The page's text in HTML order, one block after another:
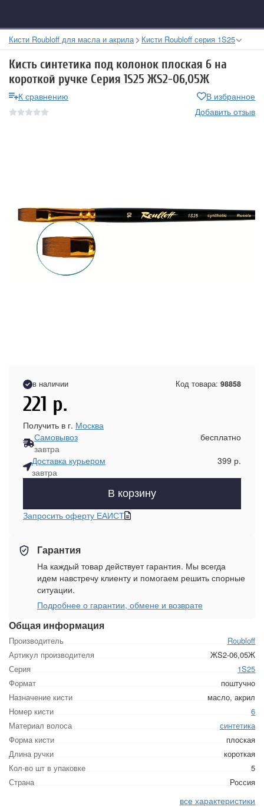
Кисти Roubloff для масла и акрила Кисти Roubloff серия 1S25
Кисть синтетика под колонок плоская 6 на
короткой ручке Серия 1S25 ЖS2-06,05Ж
К сравнению
В избранное
Добавить отзыв
Общая информация
Производитель
Roubloff
Артикул производителя
ЖS2-06,05Ж
Серия
1S25
Формат
поштучно
Назначение кисти
масло, акрил
Номер кисти
6
Материал волоса
синтетика
Форма кисти
плоская
Длина ручки
короткая
Кол-во шт в упаковке
5
Страна
Россия
все характеристики
в наличии Код товара: 98858
221 р.
Получить в г. Москва
Самовывоз
завтра
бесплатно
Доставка курьером
завтра
399 р.
В корзину
Запросить оферту ЕАИСТ
Гарантия
На каждый товар действует гарантия. Мы всегда
идем навстречу клиенту и помогаем решить спорные
ситуации.
Подробнее о гарантии, обмене и возврате